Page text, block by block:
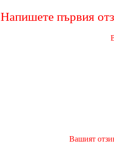
Напишете първия
Вашият